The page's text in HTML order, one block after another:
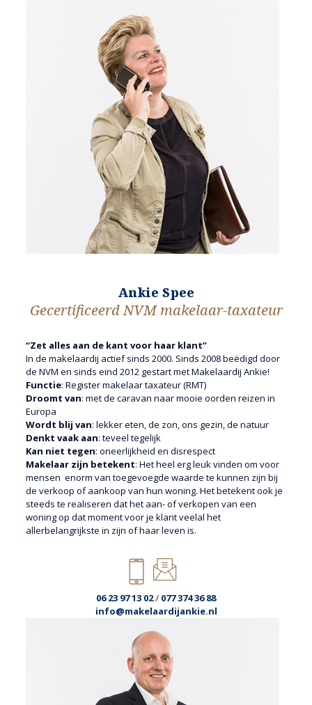
Ankie Spee
Gecertificeerd NVM makelaar-taxateur
“Zet alles aan de kant voor haar klant”
In de makelaardij actief sinds 2000. Sinds 2008 beëdigd door
de NVM en sinds eind 2012 gestart met Makelaardij Ankie!
Functie: Register makelaar taxateur (RMT)
Droomt van: met de caravan naar mooie oorden reizen in
Europa
Wordt blij van: lekker eten, de zon, ons gezin, de natuur
Denkt vaak aan: teveel tegelijk
Kan niet tegen: oneerlijkheid en disrespect
Makelaar zijn betekent: Het heel erg leuk vinden om voor
mensen enorm van toegevoegde waarde te kunnen zijn bij
de verkoop of aankoop van hun woning. Het betekent ook je
steeds te realiseren dat het aan- of verkopen van een
woning op dat moment voor je klant veelal het
allerbelangrijkste in zijn of haar leven is.
06 23 97 13 02/077 374 36 88
info@makelaardijankie.nl